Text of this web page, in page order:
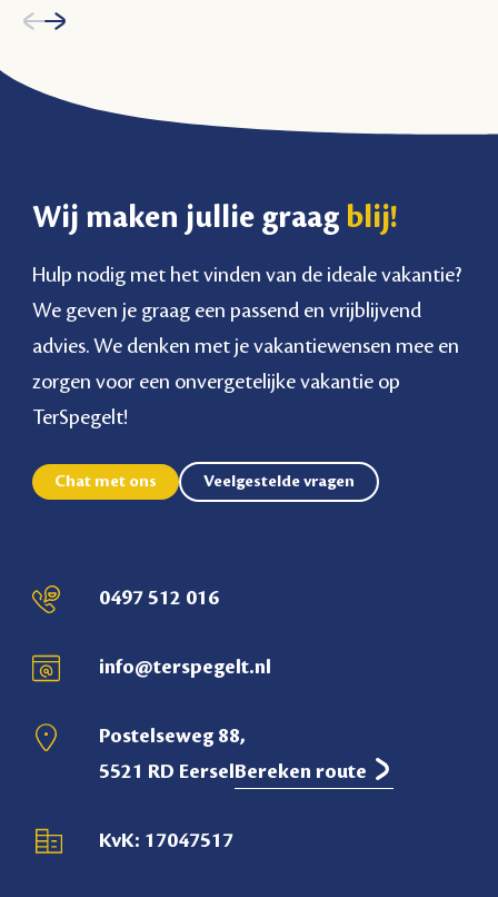
Wij maken jullie graag blij!
Hulp nodig met het vinden van de ideale vakantie?
We geven je graag een passend en vrijblijvend
advies. We denken met je vakantiewensen mee en
zorgen voor een onvergetelijke vakantie op
TerSpegelt!
Chat met ons Veelgestelde vragen
0497 512 016
info@terspegelt.nl
Postelseweg 88,
5521 RD Eersel Bereken route
KvK: 17047517